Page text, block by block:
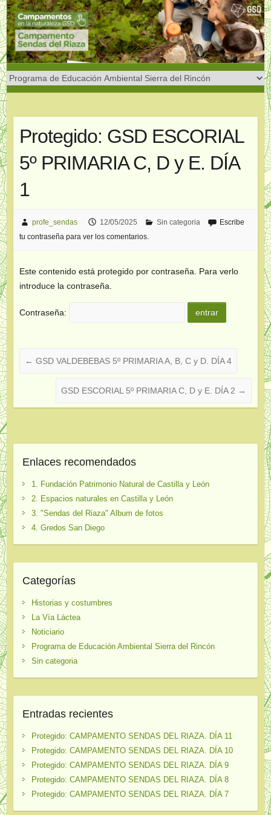
Saltar
al
contenido
Protegido: GSD ESCORIAL
5º PRIMARIA C, D y E. DÍA
1
profe_sendas 12/05/2025 Sin categoria
Escribe
tu contraseña para ver los comentarios.
Este contenido está protegido por contraseña. Para verlo
introduce la contraseña.
Contraseña:
← GSD VALDEBEBAS 5º PRIMARIA A, B, C y D. DÍA 4
GSD ESCORIAL 5º PRIMARIA C, D y E. DÍA 2 →
Enlaces recomendados
1. Fundación Patrimonio Natural de Castilla y León
2. Espacios naturales en Castilla y León
3. "Sendas del Riaza" Album de fotos
4. Gredos San Diego
Categorías
Historias y costumbres
La Vía Láctea
Noticiario
Programa de Educación Ambiental Sierra del Rincón
Sin categoria
Entradas recientes
Protegido: CAMPAMENTO SENDAS DEL RIAZA. DÍA 11
Protegido: CAMPAMENTO SENDAS DEL RIAZA. DÍA 10
Protegido: CAMPAMENTO SENDAS DEL RIAZA. DÍA 9
Protegido: CAMPAMENTO SENDAS DEL RIAZA. DÍA 8
Protegido: CAMPAMENTO SENDAS DEL RIAZA. DÍA 7